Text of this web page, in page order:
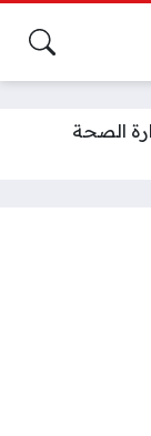
الصحة